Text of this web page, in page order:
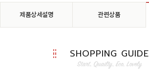
제품상세설명 관련상품
SHOPPING GUIDE